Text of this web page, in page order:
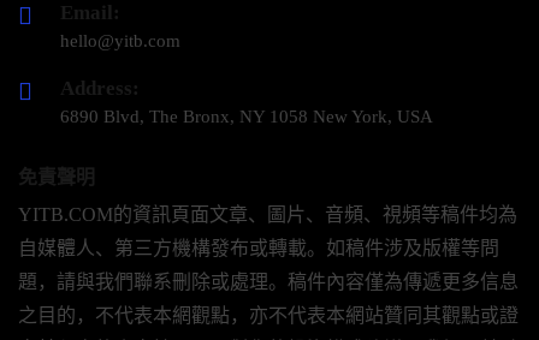
Email:
hello@yitb.com
Address:
6890 Blvd, The Bronx, NY 1058 New York, USA
免責聲明
YITB.COM的資訊頁面文章、圖片、音頻、視頻等稿件均為
自媒體人、第三方機構發布或轉載。如稿件涉及版權等問
題，請與我們聯系刪除或處理。稿件內容僅為傳遞更多信息
之目的，不代表本網觀點，亦不代表本網站贊同其觀點或證